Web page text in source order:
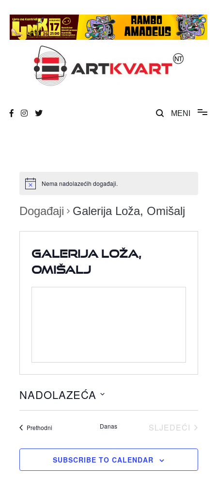
content
MENI
Nema nadolazećih događaji.
Događaji Galerija Loža, Omišalj
Galerija Loža,
Omišalj
NADOLAZEĆA
PrethodniDogađaji Danas
SLJEDEĆI
SUBSCRIBE TO CALENDAR